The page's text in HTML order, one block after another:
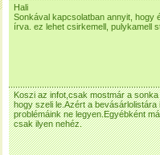
Hali
Sonkával kapcsolatban annyit, hogy
írva. ez lehet csirkemell, pulykamell
Koszi az infot,csak mostmár a
hogy szeli le.Azért a
problémáink ne legyen.Egyébként
csak ilyen nehéz.